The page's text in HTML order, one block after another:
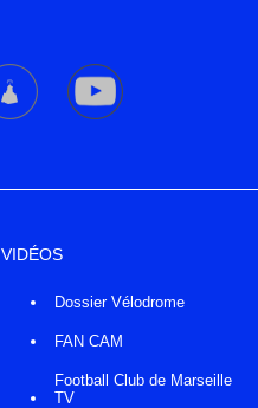
VIDÉOS
Dossier Vélodrome
FAN CAM
Football Club de Marseille
TV